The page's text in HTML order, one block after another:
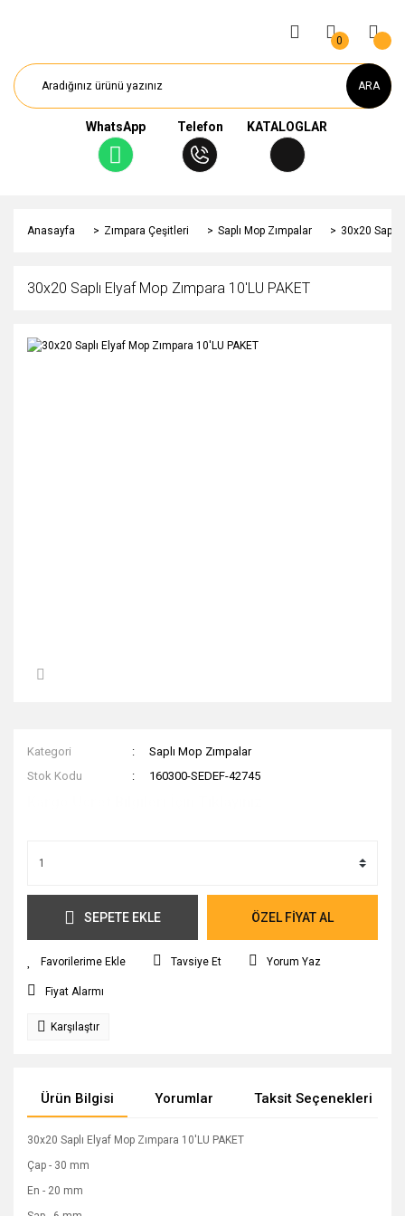
ARA
WhatsApp Telefon KATALOGLAR
0
Anasayfa Zımpara Çeşitleri Saplı Mop Zımpalar 30x20 Saplı
30x20 Saplı Elyaf Mop Zımpara 10'LU PAKET
Kategori
Saplı Mop Zımpalar
Stok Kodu
160300-SEDEF-42745
SEPETE EKLE ÖZEL FİYAT AL
Tavsiye Et Yorum Yaz
Fiyat Alarmı
Karşılaştır
Ürün Bilgisi Yorumlar Taksit Seçenekleri
30x20 Saplı Elyaf Mop Zımpara 10'LU PAKET
Çap - 30 mm
En - 20 mm